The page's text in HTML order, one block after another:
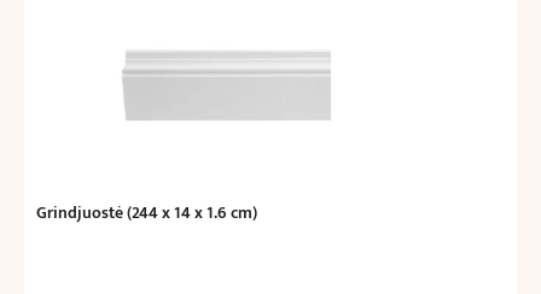
Grindjuostė (244 x 14 x 1.6 cm)